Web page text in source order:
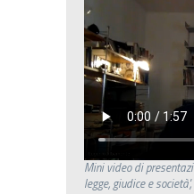
Mini video di
legge, giudice e